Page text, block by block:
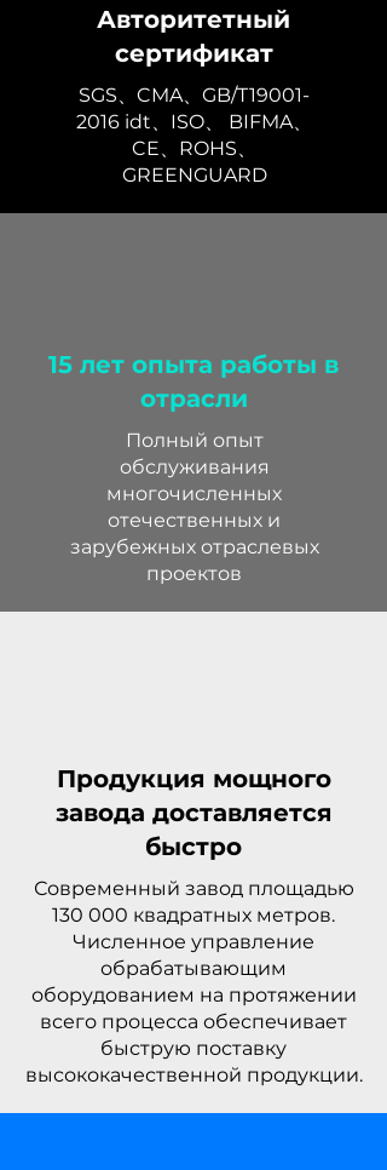
Авторитетный
сертификат
SGS、CMA、GB/T19001-
2016 idt、ISO、 BIFMA、
CE、ROHS、
GREENGUARD
15 лет опыта работы в
отрасли
Полный опыт
обслуживания
многочисленных
отечественных и
зарубежных отраслевых
проектов
Продукция мощного
завода доставляется
быстро
Современный завод площадью
130 000 квадратных метров.
Численное управление
обрабатывающим
оборудованием на протяжении
всего процесса обеспечивает
быструю поставку
высококачественной продукции.